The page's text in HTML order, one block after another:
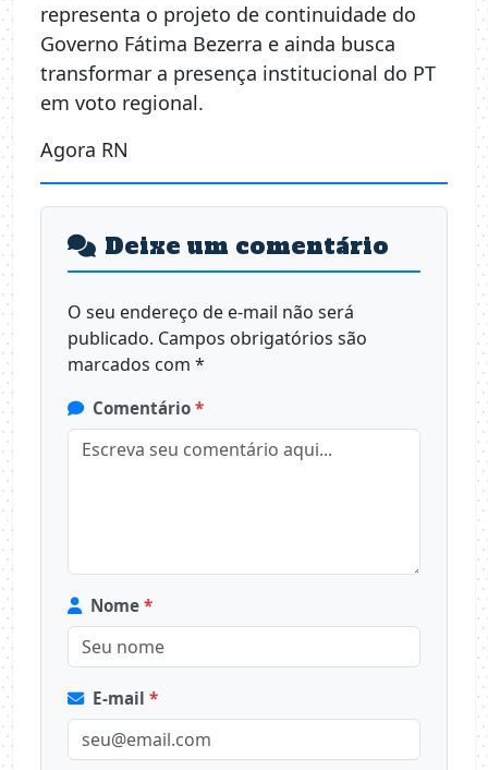
representa o projeto de continuidade do
Governo Fátima Bezerra e ainda busca
transformar a presença institucional do PT
em voto regional.
Agora RN
Deixe um comentário
O seu endereço de e-mail não será
publicado. Campos obrigatórios são
marcados com *
Comentário *
Nome *
E-mail *